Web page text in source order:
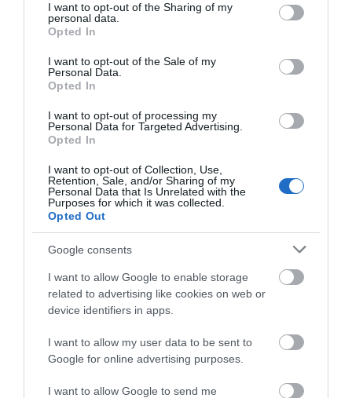
not limited to your visit or usage behaviour. You may click to
grant or deny consent to Google and its third-party tags to
use your data for below specified purposes in below Google
consent section.
I want to opt-out of the Sharing of my
personal data.
Opted In
I want to opt-out of the Sale of my
Personal Data.
Opted In
I want to opt-out of processing my
Personal Data for Targeted Advertising.
Opted In
I want to opt-out of Collection, Use,
Retention, Sale, and/or Sharing of my
Personal Data that Is Unrelated with the
Purposes for which it was collected.
Opted Out
Google consents
I want to allow Google to enable storage
related to advertising like cookies on web or
device identifiers in apps.
I want to allow my user data to be sent to
Google for online advertising purposes.
I want to allow Google to send me
Προτεινόμενα άρθρα
Φωτογραφίες-κειμήλια από καλοκαίρια στην Άνδρο –
Από τον 19ο αιώνα μέχρι και την δεκαετία του 1970
Η Άνδρος συνεχίζει να μπαρκάρει…